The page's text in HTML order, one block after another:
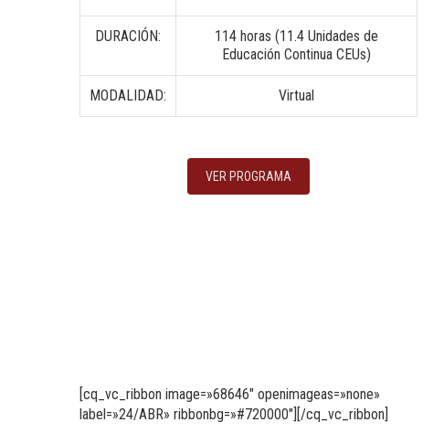
DURACIÓN:
114 horas (11.4 Unidades de
Educación Continua CEUs)
MODALIDAD: Virtual
VER PROGRAMA
[cq_vc_ribbon image=»68646″ openimageas=»none»
label=»24/ABR» ribbonbg=»#720000″][/cq_vc_ribbon]